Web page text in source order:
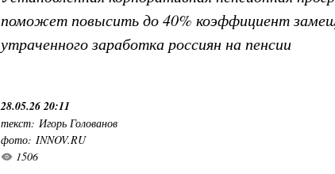
поможет повысить до 40% коэффициент
утраченного заработка россиян на пенсии
28.05.26 20:11
текст: Игорь Голованов
фото: INNOV.RU
1506